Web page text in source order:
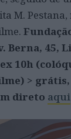
M.
Berna, 45,
10h
>
direto aqui